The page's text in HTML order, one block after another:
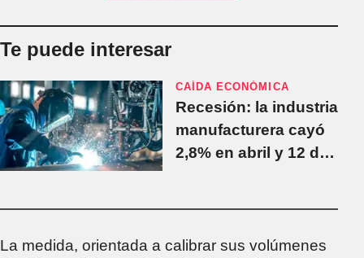
Te puede interesar
CAÍDA ECONÓMICA
Recesión: la industria
manufacturera cayó
2,8% en abril y 12 de
La medida, orientada a calibrar sus volúmenes